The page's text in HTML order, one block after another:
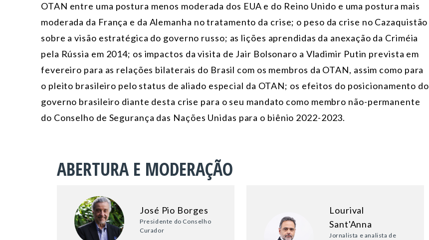
OTAN entre uma postura menos moderada dos EUA e do Reino Unido e uma postura mais
moderada da França e da Alemanha no tratamento da crise; o peso da crise no Cazaquistão
sobre a visão estratégica do governo russo; as lições aprendidas da anexação da Criméia
pela Rússia em 2014; os impactos da visita de Jair Bolsonaro a Vladimir Putin prevista em
fevereiro para as relações bilaterais do Brasil com os membros da OTAN, assim como para
o pleito brasileiro pelo status de aliado especial da OTAN; os efeitos do posicionamento do
governo brasileiro diante desta crise para o seu mandato como membro não-permanente
do Conselho de Segurança das Nações Unidas para o biênio 2022-2023.
ABERTURA E MODERAÇÃO
José Pio Borges
Presidente do Conselho
Curador
Lourival
Sant'Anna
Jornalista e analista de